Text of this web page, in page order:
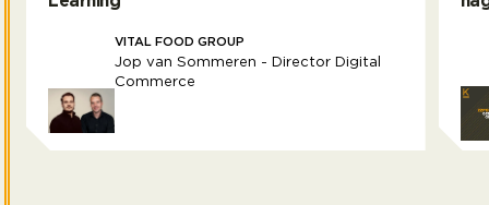
VITAL FOOD GROUP
Jop van Sommeren - Director Digital
Commerce
Vital Food Group voorspelt de maandomzet met